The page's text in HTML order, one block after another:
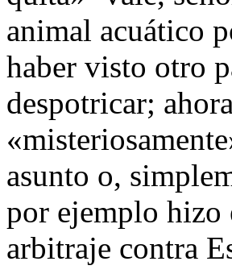
animal acuático
haber visto otro
despotricar;
asunto o,
por ejemplo hizo
arbitraje contra